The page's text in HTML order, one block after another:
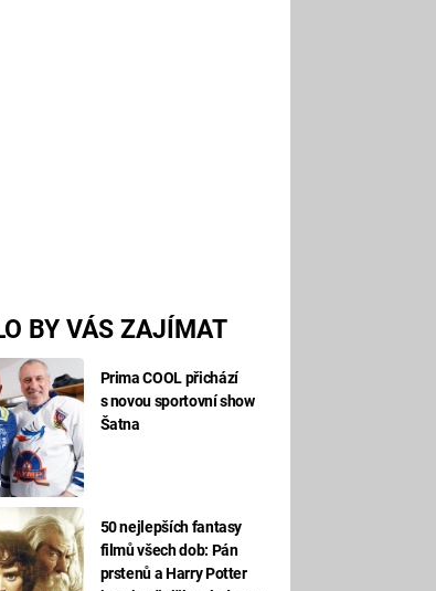
BY VÁS ZAJÍMAT
Prima COOL přichází
s novou sportovní show
Šatna
50 nejlepších fantasy
filmů všech dob: Pán
prstenů a Harry Potter